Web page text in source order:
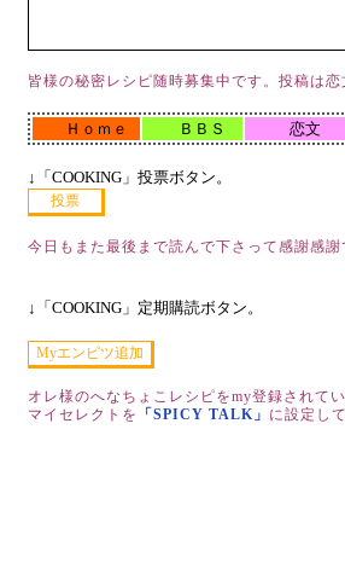
皆様の秘密レシピ随時募集中です。投稿は
Ｈｏｍｅ ＢＢＳ 恋文
↓「COOKING」投票ボタン。
今日もまた最後まで読んで下さって感謝感
↓「COOKING」定期購読ボタン。
オレ様のへなちょこレシピをmy登録されて
マイセレクトを
「SPICY TALK」 に設定し